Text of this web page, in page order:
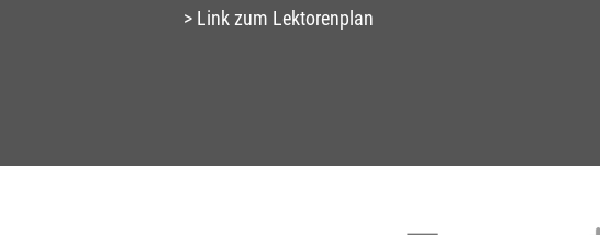
Link zum Lektorenplan